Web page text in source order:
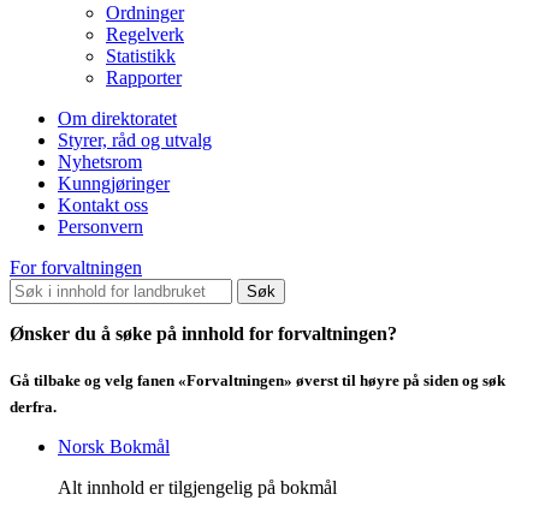
Ordninger
Regelverk
Statistikk
Rapporter
Om direktoratet
Styrer, råd og utvalg
Nyhetsrom
Kunngjøringer
Kontakt oss
Personvern
For forvaltningen
Søk
Ønsker du å søke på innhold for forvaltningen?
Gå tilbake og velg fanen «Forvaltningen» øverst til høyre på siden og søk
derfra.
Norsk Bokmål
Alt innhold er tilgjengelig på bokmål